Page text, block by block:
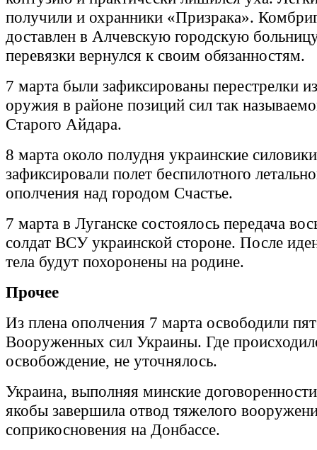
получили и охранники «Призрака».
доставлен в Алчевскую городскую
перевязки вернулся к своим обязанностям.
7 марта были зафиксированы перестрелки
оружия в районе позиций сил так
Старого Айдара.
8 марта около полудня украинские силовики
зафиксировали полет беспилотного
ополчения над городом Счастье.
7 марта в Луганске состоялось передача
солдат ВСУ украинской стороне. После
тела будут похоронены на родине.
Прочее
Из плена ополчения 7 марта освободили
Вооруженных сил Украины. Где
освобождение, не уточнялось.
Украина, выполняя минские
якобы завершила отвод тяжелого
соприкосновения на Донбассе.